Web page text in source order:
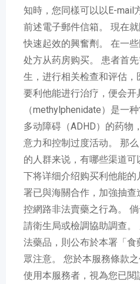
知時，您同樣可以以E-mail
前述電子郵件信箱。 現在
快速起效的興奮劑。 在一
处方从药房购买。 患者首
生，进行相关检查和评估
要利他能进行治疗，便会开
（methylphenidate）是一
多动障碍（ADHD）的药物
意力和控制过度活动。 那
的人群来说，有哪些渠道
下将详细介绍购买利他能
署已與海關合作，加強抽
控網路非法賣藥之行為。
請衛生局或檢調協助調查
法藥品，則公布於本署「
眾注意。 您於本服務條款
使用本服務者，視為您已